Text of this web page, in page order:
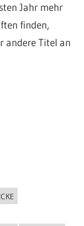
Jahr mehr
finden,
andere Titel an